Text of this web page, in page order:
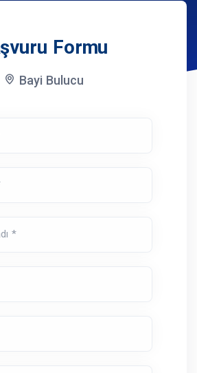
Formu
Bayi Bulucu
*